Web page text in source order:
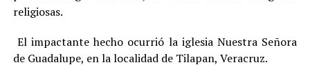
religiosas.
El impactante hecho ocurrió la iglesia Nuestra Señora
de Guadalupe, en la localidad de Tilapan, Veracruz.